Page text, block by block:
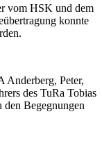
vom HSK und dem
konnte
Anderberg, Peter,
des TuRa Tobias
den Begegnungen